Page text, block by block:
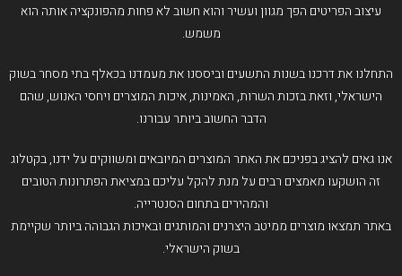
עיצוב הפריטים הפך מגוון ועשיר והוא חשוב לא פחות מהפונקציה אותה הוא
משמש.
התחלנו את דרכנו בשנות התשעים וביססנו את מעמדנו בכאלף בתי מסחר בשוק
הישראלי, וזאת בזכות השרות, האמינות, איכות המוצרים ויחסי האנוש, שהם
הדבר החשוב ביותר עבורנו.
אנו גאים להציג בפניכם את האתר המוצרים המיובאים ומשווקים על ידנו, בקטלוג
זה הושקעו מאמצים רבים על מנת להקל עליכם במציאת הפתרונות הטובים
והמהירים בתחום הסנטרייה.
באתר תמצאו מוצרים ממיטב היצרנים והמותגים ובאיכות הגבוהה ביותר שקיימת
בשוק הישראלי.